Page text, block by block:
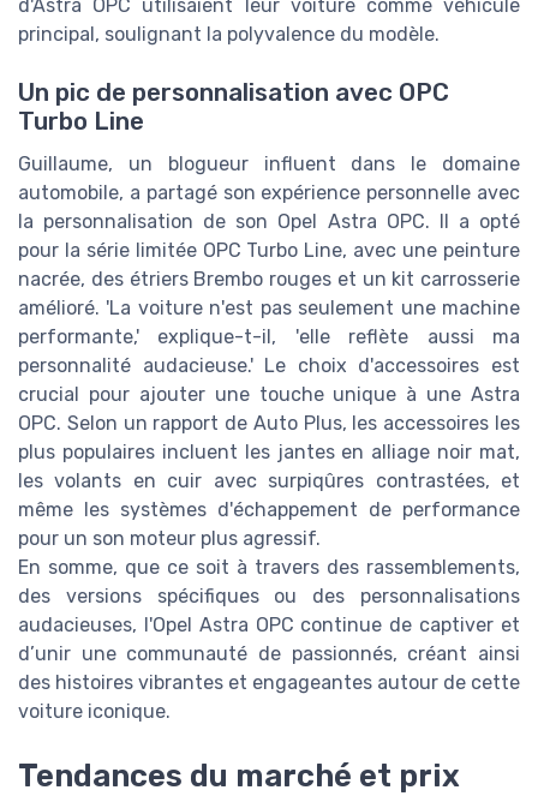
d'Astra OPC utilisaient leur voiture comme véhicule
principal, soulignant la polyvalence du modèle.
Un pic de personnalisation avec OPC
Turbo Line
Guillaume, un blogueur influent dans le domaine
automobile, a partagé son expérience personnelle avec
la personnalisation de son Opel Astra OPC. Il a opté
pour la série limitée OPC Turbo Line, avec une peinture
nacrée, des étriers Brembo rouges et un kit carrosserie
amélioré. 'La voiture n'est pas seulement une machine
performante,' explique-t-il, 'elle reflète aussi ma
personnalité audacieuse.' Le choix d'accessoires est
crucial pour ajouter une touche unique à une Astra
OPC. Selon un rapport de Auto Plus, les accessoires les
plus populaires incluent les jantes en alliage noir mat,
les volants en cuir avec surpiqûres contrastées, et
même les systèmes d'échappement de performance
pour un son moteur plus agressif.
En somme, que ce soit à travers des rassemblements,
des versions spécifiques ou des personnalisations
audacieuses, l'Opel Astra OPC continue de captiver et
d’unir une communauté de passionnés, créant ainsi
des histoires vibrantes et engageantes autour de cette
voiture iconique.
Tendances du marché et prix